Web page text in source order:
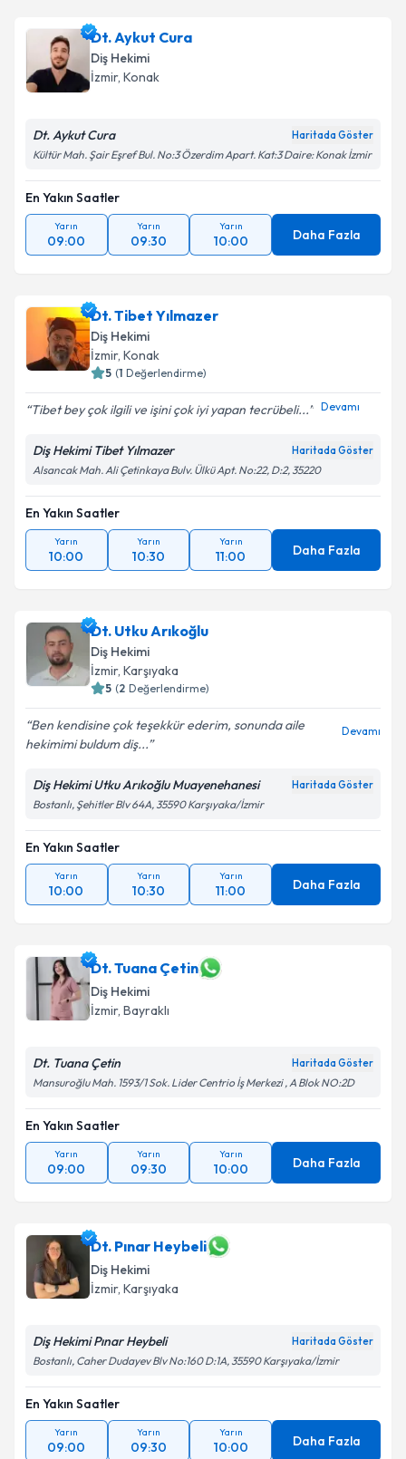
Dt. Aykut Cura
Diş Hekimi
İzmir, Konak
Dt. Aykut Cura Haritada Göster
Kültür Mah. Şair Eşref Bul. No:3 Özerdim Apart. Kat:3 Daire: Konak İzmir
En Yakın Saatler
Yarın
09:00
Yarın
09:30
Yarın
10:00 Daha Fazla
Dt. Tibet Yılmazer
Diş Hekimi
İzmir, Konak
5 (1 Değerlendirme)
Tibet bey çok ilgili ve işini çok iyi yapan tecrübeli... Devamı
Diş Hekimi Tibet Yılmazer Haritada Göster
Alsancak Mah. Ali Çetinkaya Bulv. Ülkü Apt. No:22, D:2, 35220
En Yakın Saatler
Yarın
10:00
Yarın
10:30
Yarın
11:00 Daha Fazla
Dt. Utku Arıkoğlu
Diş Hekimi
İzmir, Karşıyaka
5 (2 Değerlendirme)
Ben kendisine çok teşekkür ederim, sonunda aile
hekimimi buldum diş...
Devamı
Diş Hekimi Utku Arıkoğlu Muayenehanesi Haritada Göster
Bostanlı, Şehitler Blv 64A, 35590 Karşıyaka/İzmir
En Yakın Saatler
Yarın
10:00
Yarın
10:30
Yarın
11:00 Daha Fazla
Dt. Tuana Çetin
Diş Hekimi
İzmir, Bayraklı
Dt. Tuana Çetin Haritada Göster
Mansuroğlu Mah. 1593/1 Sok. Lider Centrio İş Merkezi , A Blok NO:2D
En Yakın Saatler
Yarın
09:00
Yarın
09:30
Yarın
10:00 Daha Fazla
Dt. Pınar Heybeli
Diş Hekimi
İzmir, Karşıyaka
Diş Hekimi Pınar Heybeli Haritada Göster
Bostanlı, Caher Dudayev Blv No:160 D:1A, 35590 Karşıyaka/İzmir
En Yakın Saatler
Yarın
09:00
Yarın
09:30
Yarın
10:00 Daha Fazla